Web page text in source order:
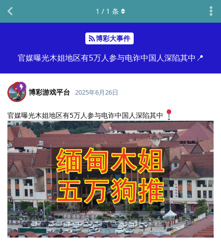
博彩大事件
官媒曝光木姐地区有5万人参与电诈中国人深陷其中📍
1 / 1 条
博彩游戏平台 2025年6月26日
官媒曝光木姐地区有5万人参与电诈中国人深陷其中